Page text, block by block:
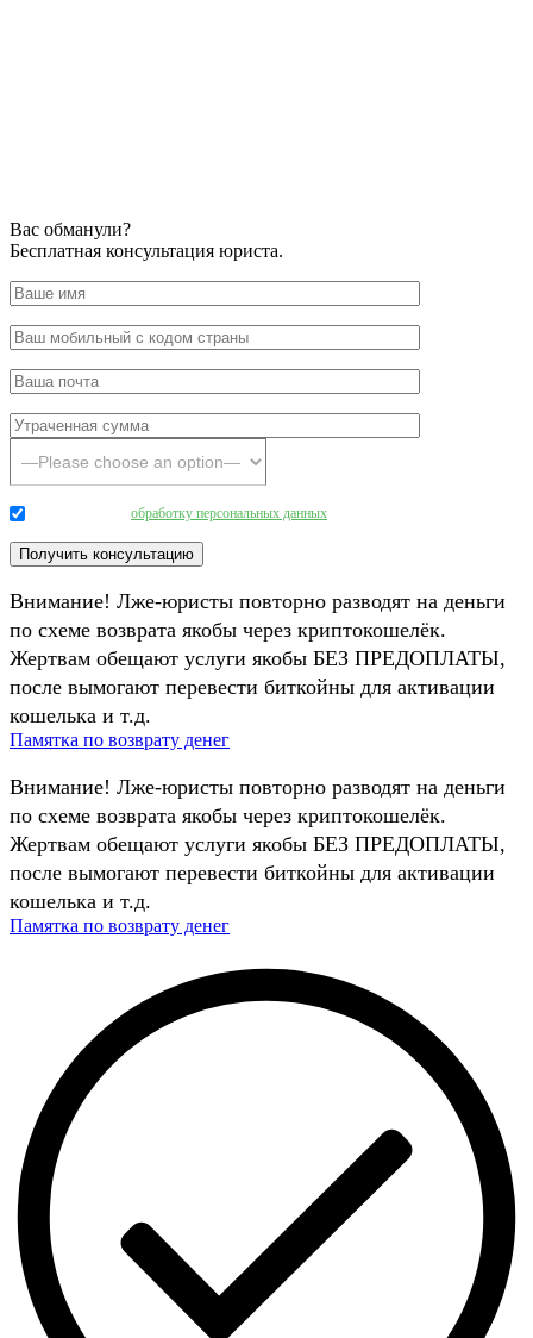
Вас обманули?
Бесплатная консультация юриста.
обработку персональных данных
Внимание! Лже-юристы повторно разводят на деньги
по схеме возврата якобы через криптокошелёк.
Жертвам обещают услуги якобы БЕЗ ПРЕДОПЛАТЫ,
после вымогают перевести биткойны для активации
кошелька и т.д.
Памятка по возврату денег
Внимание! Лже-юристы повторно разводят на деньги
по схеме возврата якобы через криптокошелёк.
Жертвам обещают услуги якобы БЕЗ ПРЕДОПЛАТЫ,
после вымогают перевести биткойны для активации
кошелька и т.д.
Памятка по возврату денег